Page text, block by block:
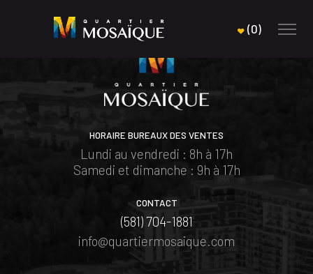
(0)
HORAIRE BUREAUX DES VENTES
Lundi au vendredi : 8h à 17h
Samedi et dimanche : 9h à 17h
CONTACT
(581) 704-1881
info@quartiermosaique.com